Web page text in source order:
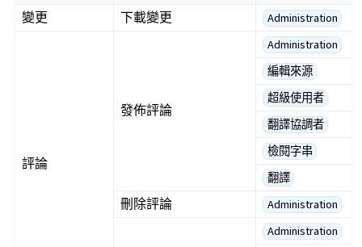
變更
下載變更 Administration
評論
發佈評論
Administration
編輯來源
超級使用者
翻譯協調者
檢閱字串
翻譯
刪除評論 Administration
Administration